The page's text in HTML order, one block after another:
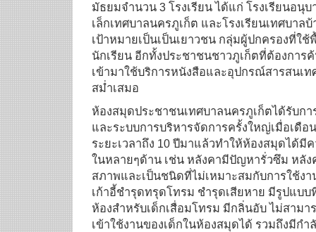
มัธยมจำนวน 3 โรงเรียน ได้แก่ โรงเรียนอนุ
เล็กเทศบาลนครภูเก็ต และโรงเรียนเทศบาล
เป้าหมายเป็นเป็นเยาวชน กลุ่มผู้ปกครองที่ใ
นักเรียน อีกทั้งประชาชนชาวภูเก็ตที่ต้องการ
เข้ามาใช้บริการหนังสือและอุปกรณ์สารสนเท
สม่ำเสมอ
ห้องสมุดประชาชนเทศบาลนครภูเก็ตได้รับก
และระบบการบริหารจัดการครั้งใหญ่เมื่อเดือ
ระยะเวลาถึง 10 ปีมาแล้วทำให้ห้องสมุดได้มี
ในหลายๆด้าน เช่น หลังคามีปัญหารั่วซึม หลัง
สภาพและเป็นชนิดที่ไม่เหมาะสมกับการใช้
เก้าอี้ชำรุดทรุดโทรม ชำรุดเสียหาย มีรูปแบ
ห้องสำหรับเด็กเสื่อมโทรม มีกลิ่นอับ ไม่สาม
เข้าใช้งานของเด็กในห้องสมุดได้ รวมถึงมีกำ